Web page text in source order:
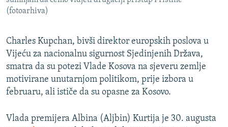
TV LIBERTY
MOJA EVROPA
TRI DECENIJE OD RATA U BIH
SVE KARTE DEJTONA
Sve RFE/RL stranice
(fotoarhiva)
Charles Kupchan, bivši direktor europskih poslova u
Vijeću za nacionalnu sigurnost Sjedinjenih Država,
smatra da su potezi Vlade Kosova na sjeveru zemlje
motivirane unutarnjom politikom, prije izbora u
februaru, ali ističe da su opasne za Kosovo.
Vlada premijera Albina (Aljbin) Kurtija je 30. augusta